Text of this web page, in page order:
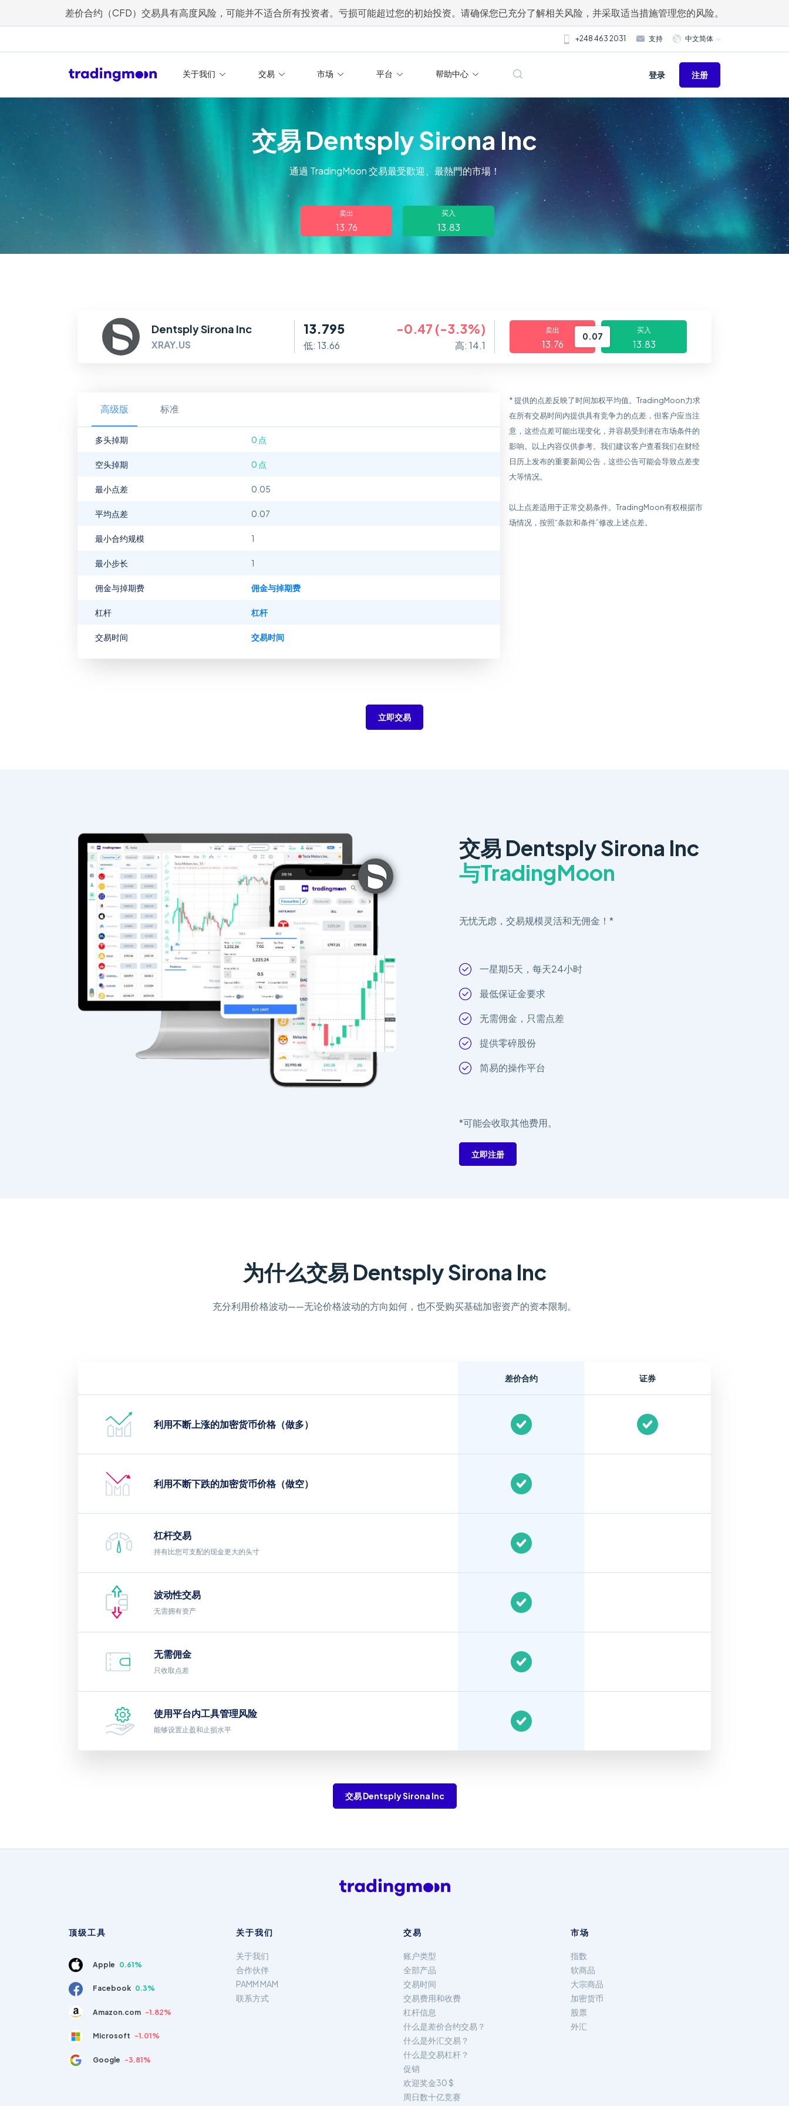
差价合约（CFD）交易具有高度风险，可能并不适合所有投资者。亏损可能超过您的初始投资。请确保您已充分了解相关风险，并采取适当措施管理您的风险。
+248 463 2031 支持 中文简体
关于我们 交易 市场 平台 帮助中心 登录 注册
交易 Dentsply Sirona Inc
通過 TradingMoon 交易最受歡迎、最熱門的市場！
卖出
13.76
买入
13.83
Dentsply Sirona Inc
XRAY.US
13.795 -0.47 (-3.3%)
低: 13.66 高: 14.1
卖出
13.76
0.07
买入
13.83
高级版 标准
多头掉期 0 点
空头掉期 0 点
最小点差 0.05
平均点差 0.07
最小合约规模 1
最小步长 1
佣金与掉期费 佣金与掉期费
杠杆 杠杆
交易时间 交易时间
* 提供的点差反映了时间加权平均值。TradingMoon力求
在所有交易时间内提供具有竞争力的点差，但客户应当注
意，这些点差可能出现变化，并容易受到潜在市场条件的
影响。以上内容仅供参考。我们建议客户查看我们在财经
日历上发布的重要新闻公告，这些公告可能会导致点差变
大等情况。
以上点差适用于正常交易条件。TradingMoon有权根据市
场情况，按照“条款和条件”修改上述点差。
立即交易
交易 Dentsply Sirona Inc
与TradingMoon
无忧无虑，交易规模灵活和无佣金！*
一星期5天，每天24小时
最低保证金要求
无需佣金，只需点差
提供零碎股份
简易的操作平台
*可能会收取其他费用。
立即注册
为什么交易 Dentsply Sirona Inc
充分利用价格波动——无论价格波动的方向如何，也不受购买基础加密资产的资本限制。
差价合约 证券
利用不断上涨的加密货币价格（做多）
利用不断下跌的加密货币价格（做空）
杠杆交易
持有比您可支配的现金更大的头寸
波动性交易
无需拥有资产
无需佣金
只收取点差
使用平台内工具管理风险
能够设置止盈和止损水平
交易 Dentsply Sirona Inc
顶级工具
Apple 0.61%
Facebook 0.3%
Amazon.com -1.82%
Microsoft -1.01%
Google -3.81%
关于我们
关于我们
合作伙伴
PAMM MAM
联系方式
交易
账户类型
全部产品
交易时间
交易费用和收费
杠杆信息
什么是差价合约交易？
什么是外汇交易？
什么是交易杠杆？
促销
欢迎奖金30 $
周日数十亿竞赛
市场
指数
软商品
大宗商品
加密货币
股票
外汇